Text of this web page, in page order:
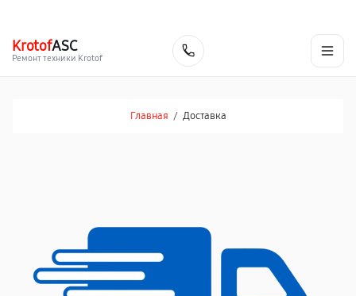
KrotofASC
Ремонт техники Krotof
Главная / Доставка